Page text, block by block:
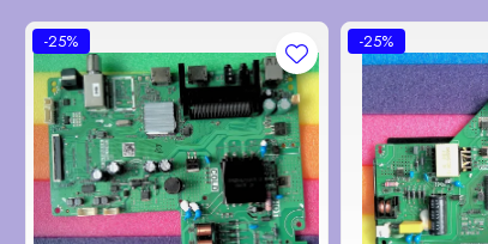
-25% -25%